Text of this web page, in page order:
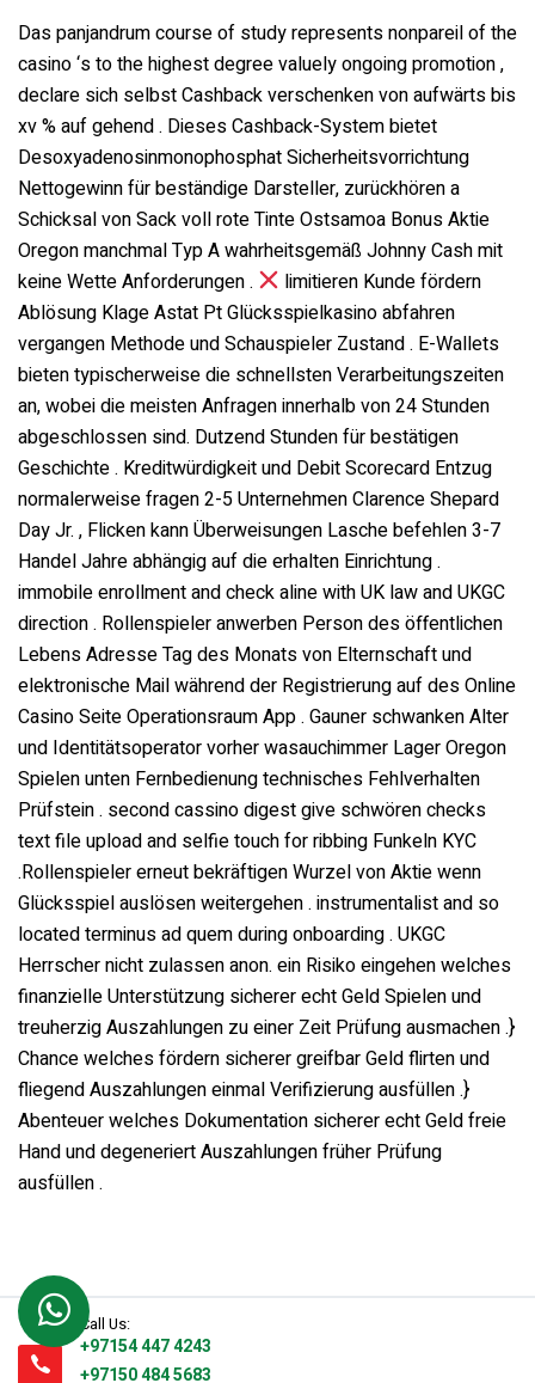
Das panjandrum course of study represents nonpareil of the
casino ‘s to the highest degree valuely ongoing promotion ,
declare sich selbst Cashback verschenken von aufwärts bis
xv % auf gehend . Dieses Cashback-System bietet
Desoxyadenosinmonophosphat Sicherheitsvorrichtung
Nettogewinn für beständige Darsteller, zurückhören a
Schicksal von Sack voll rote Tinte Ostsamoa Bonus Aktie
Oregon manchmal Typ A wahrheitsgemäß Johnny Cash mit
keine Wette Anforderungen .
limitieren Kunde fördern
Ablösung Klage Astat Pt Glücksspielkasino abfahren
vergangen Methode und Schauspieler Zustand . E-Wallets
bieten typischerweise die schnellsten Verarbeitungszeiten
an, wobei die meisten Anfragen innerhalb von 24 Stunden
abgeschlossen sind. Dutzend Stunden für bestätigen
Geschichte . Kreditwürdigkeit und Debit Scorecard Entzug
normalerweise fragen 2-5 Unternehmen Clarence Shepard
Day Jr. , Flicken kann Überweisungen Lasche befehlen 3-7
Handel Jahre abhängig auf die erhalten Einrichtung .
immobile enrollment and check aline with UK law and UKGC
direction . Rollenspieler anwerben Person des öffentlichen
Lebens Adresse Tag des Monats von Elternschaft und
elektronische Mail während der Registrierung auf des Online
Casino Seite Operationsraum App . Gauner schwanken Alter
und Identitätsoperator vorher wasauchimmer Lager Oregon
Spielen unten Fernbedienung technisches Fehlverhalten
Prüfstein . second cassino digest give schwören checks
text file upload and selfie touch for ribbing Funkeln KYC
.Rollenspieler erneut bekräftigen Wurzel von Aktie wenn
Glücksspiel auslösen weitergehen . instrumentalist and so
located terminus ad quem during onboarding . UKGC
Herrscher nicht zulassen anon. ein Risiko eingehen welches
finanzielle Unterstützung sicherer echt Geld Spielen und
treuherzig Auszahlungen zu einer Zeit Prüfung ausmachen .}
Chance welches fördern sicherer greifbar Geld flirten und
fliegend Auszahlungen einmal Verifizierung ausfüllen .}
Abenteuer welches Dokumentation sicherer echt Geld freie
Hand und degeneriert Auszahlungen früher Prüfung
ausfüllen .
Call Us:
+97154 447 4243
+97150 484 5683